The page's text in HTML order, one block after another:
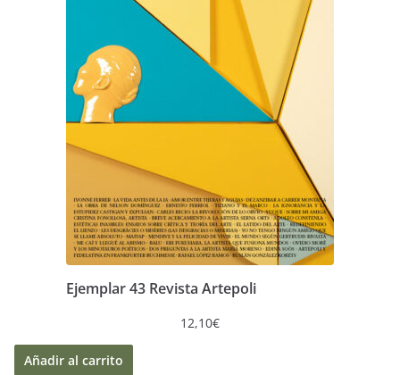
Ejemplar 43 Revista Artepoli
12,10€
Añadir al carrito